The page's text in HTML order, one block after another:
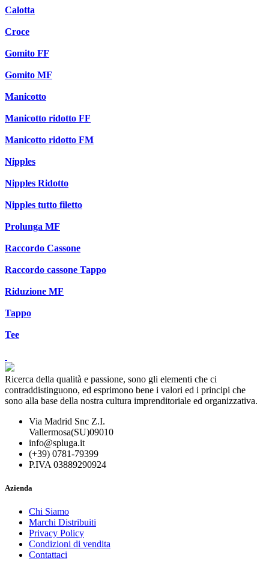
Calotta
Croce
Gomito FF
Gomito MF
Manicotto
Manicotto ridotto FF
Manicotto ridotto FM
Nipples
Nipples Ridotto
Nipples tutto filetto
Prolunga MF
Raccordo Cassone
Raccordo cassone Tappo
Riduzione MF
Tappo
Tee
Ricerca della qualità e passione, sono gli elementi che ci
contraddistinguono, ed esprimono bene i valori ed i principi che
sono alla base della nostra cultura imprenditoriale ed organizzativa.
Via Madrid Snc Z.I.
Vallermosa(SU)09010
info@spluga.it
(+39) 0781-79399
P.IVA 03889290924
Azienda
Chi Siamo
Marchi Distribuiti
Privacy Policy
Condizioni di vendita
Contattaci